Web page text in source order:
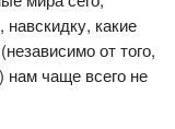
какие
от того,
нам чаще всего не